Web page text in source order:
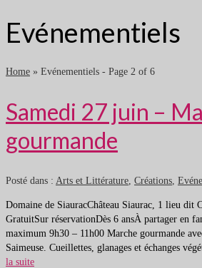
Evénementiels
Home » Evénementiels - Page 2 of 6
Samedi 27 juin –
gourmande
Posté dans : Arts et Littérature, Créations,
Domaine de SiauracChâteau Siaurac, 1 lieu dit
GratuitSur réservationDès 6 ansÀ partager en
maximum 9h30 – 11h00 Marche gourmande
Saimeuse. Cueillettes, glanages et échanges
la suite